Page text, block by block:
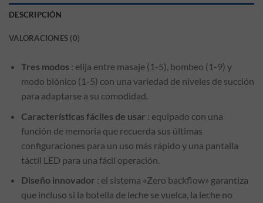
DESCRIPCIÓN
VALORACIONES (0)
Tres modos : elija entre masaje (1-5), bombeo (1-9) y
modo biónico (1-5) con una variedad de niveles de succión
para adaptarse a su comodidad.
Características fáciles de usar : equipado con una
función de memoria que recuerda sus últimas
configuraciones para un uso más rápido y una pantalla
táctil LED para una fácil operación.
Diseño innovador : el sistema «Zero backflow» garantiza
que incluso si la botella de leche se vuelca, la leche no